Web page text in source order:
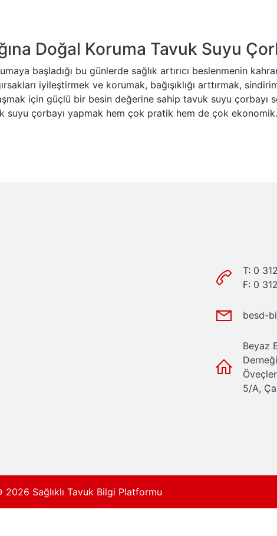
Doğal Koruma Tavuk Suyu
başladığı bu günlerde sağlık artırıcı beslenmenin
iyileştirmek ve korumak, bağışıklığı arttırmak,
için güçlü bir besin değerine sahip tavuk suyu çorbayı
suyu çorbayı yapmak hem çok pratik hem de çok ekonomik.
T: 0
F: 0
besd-
Beyaz
Derneği
5/A,
2026 Sağlıklı Tavuk Bilgi Platformu